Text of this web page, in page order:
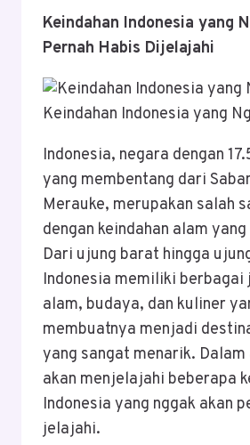
Keindahan Indonesia yang
Pernah Habis Dijelajahi
Keindahan Indonesia yang
Indonesia, negara dengan
yang membentang dari
Merauke, merupakan salah
dengan keindahan alam
Dari ujung barat hingga
Indonesia memiliki berbagai
alam, budaya, dan kuliner
membuatnya menjadi
yang sangat menarik.
akan menjelajahi beberapa
Indonesia yang nggak akan
jelajahi.